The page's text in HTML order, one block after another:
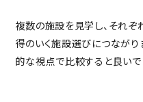
複数の施設を見学し、それぞ
得のいく施設選びにつながり
的な視点で比較すると良いで